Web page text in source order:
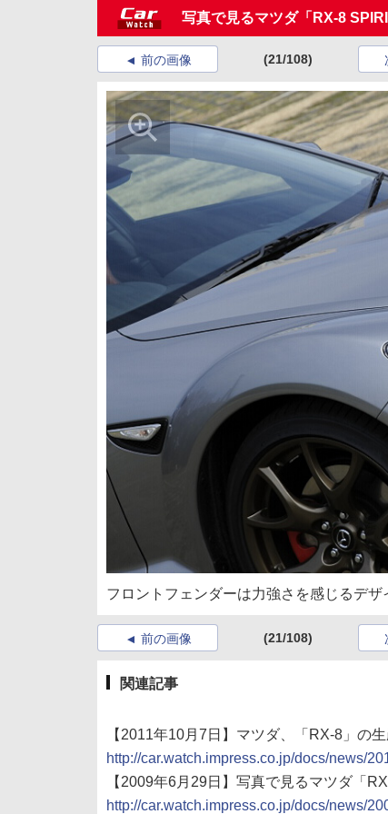
写真で見るマツダ「RX-8
前の画像 (21/108)
フロントフェンダーは力強さを感じるデザ
前の画像 (21/108)
関連記事
【2011年10月7日】マツダ、「RX-8」の
http://car.watch.impress.co.jp/docs/news/
【2009年6月29日】写真で見るマツダ「
http://car.watch.impress.co.jp/docs/news/